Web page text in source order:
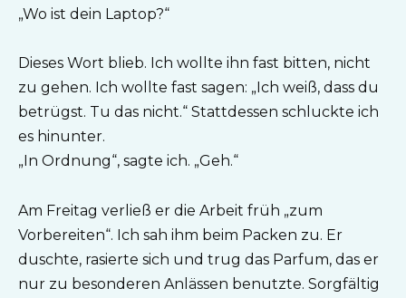
„Wo ist dein Laptop?“
Dieses Wort blieb. Ich wollte ihn fast bitten, nicht
zu gehen. Ich wollte fast sagen: „Ich weiß, dass du
betrügst. Tu das nicht.“ Stattdessen schluckte ich
es hinunter.
„In Ordnung“, sagte ich. „Geh.“
Am Freitag verließ er die Arbeit früh „zum
Vorbereiten“. Ich sah ihm beim Packen zu. Er
duschte, rasierte sich und trug das Parfum, das er
nur zu besonderen Anlässen benutzte. Sorgfältig